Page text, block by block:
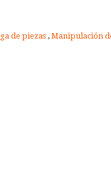
de piezas , Manipulación